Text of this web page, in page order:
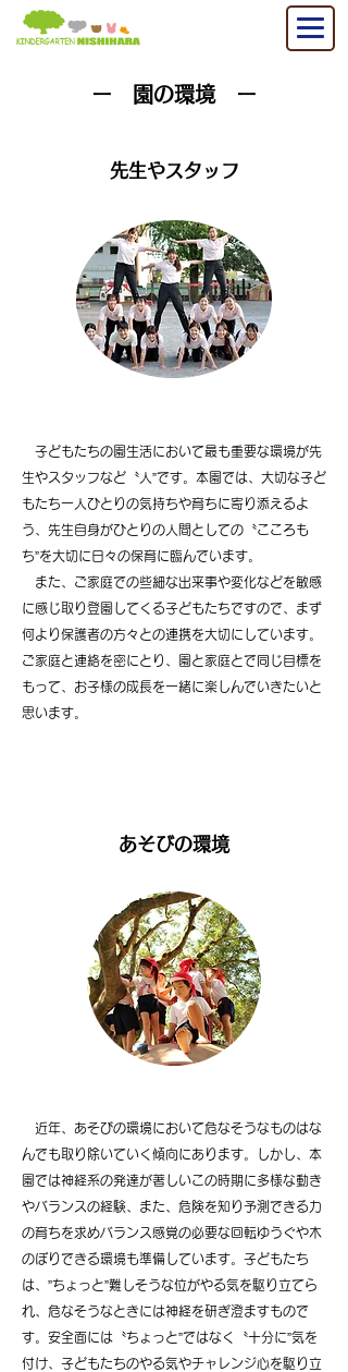
ー 園の環境 ー
先生やスタッフ
子どもたちの園生活において最も重要な環境が先
生やスタッフなど〝人”です。本園では、大切な子ど
もたち一人ひとりの気持ちや育ちに寄り添えるよ
う、先生自身がひとりの人間としての〝こころも
ち”を大切に日々の保育に臨んでいます。
また、ご家庭での些細な出来事や変化などを敏感
に感じ取り登園してくる子どもたちですので、まず
何より保護者の方々との連携を大切にしています。
ご家庭と連絡を密にとり、園と家庭とで同じ目標を
もって、お子様の成長を一緒に楽しんでいきたいと
思います。
あそびの環境
近年、あそびの環境において危なそうなものはな
んでも取り除いていく傾向にあります。しかし、本
園では神経系の発達が著しいこの時期に多様な動き
やバランスの経験、また、危険を知り予測できる力
の育ちを求めバランス感覚の必要な回転ゆうぐや木
のぼりできる環境も準備しています。子どもたち
は、”ちょっと”難しそうな位がやる気を駆り立てら
れ、危なそうなときには神経を研ぎ澄ますもので
す。安全面には〝ちょっと”ではなく〝十分に”気を
付け、子どもたちのやる気やチャレンジ心を駆り立